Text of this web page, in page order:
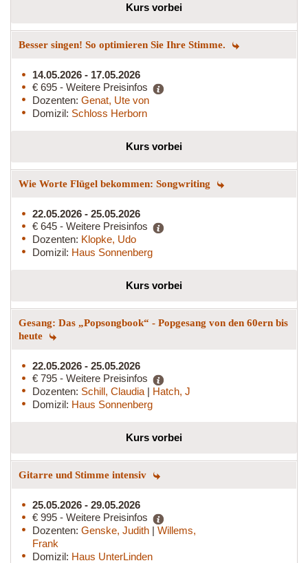
Kurs vorbei
Besser singen! So optimieren Sie Ihre Stimme.
14.05.2026 - 17.05.2026
€ 695 - Weitere Preisinfos
Dozenten: Genat, Ute von
Domizil: Schloss Herborn
Kurs vorbei
Wie Worte Flügel bekommen: Songwriting
22.05.2026 - 25.05.2026
€ 645 - Weitere Preisinfos
Dozenten: Klopke, Udo
Domizil: Haus Sonnenberg
Kurs vorbei
Gesang: Das „Popsongbook“ - Popgesang von den 60ern bis
heute
22.05.2026 - 25.05.2026
€ 795 - Weitere Preisinfos
Dozenten: Schill, Claudia | Hatch, J
Domizil: Haus Sonnenberg
Kurs vorbei
Gitarre und Stimme intensiv
25.05.2026 - 29.05.2026
€ 995 - Weitere Preisinfos
Dozenten: Genske, Judith | Willems,
Frank
Domizil: Haus UnterLinden